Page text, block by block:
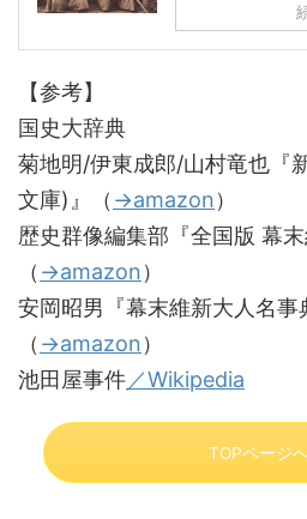
【参考】
国史大辞典
菊地明/伊東成郎/山村竜也『
文庫)』（ →amazon）
歴史群像編集部『全国版 幕末
（ →amazon）
安岡昭男『幕末維新大人名事
（ →amazon）
池田屋事件／Wikipedia
TOPページ